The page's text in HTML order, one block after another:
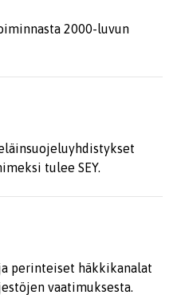
tulee SEY.
perinteiset häkkikanalat
vaatimuksesta.